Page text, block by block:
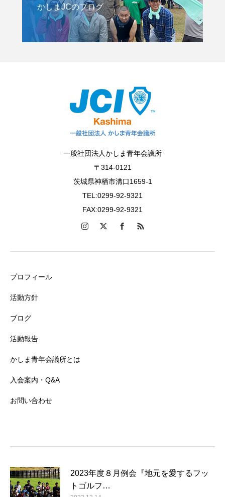
かしまJCのブログ
一般社団法人かしま青年会議所
〒314-0121
茨城県神栖市溝口1659-1
TEL:0299-92-9321
FAX:0299-92-9321
プロフィール
活動方針
ブログ
活動報告
かしま青年会議所とは
入会案内・Q&A
お問い合わせ
2023年度８月例会『地元を愛するフッ
トゴルフ…